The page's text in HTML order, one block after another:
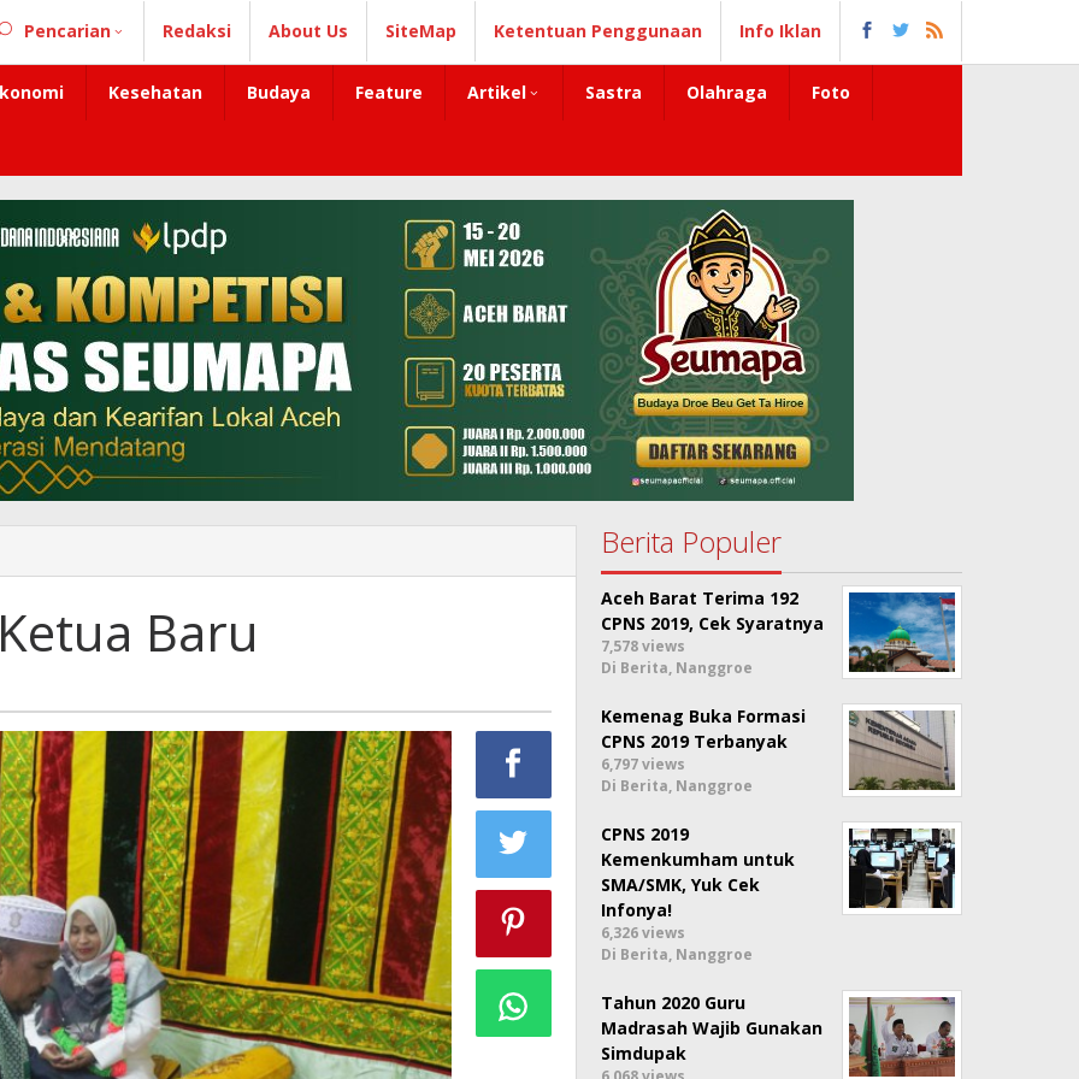
Pencarian Redaksi About Us SiteMap Ketentuan Penggunaan Info Iklan
Kesehatan Budaya Feature Artikel Sastra Olahraga Foto
Baru
Berita Populer
Aceh Barat Terima 192
CPNS 2019, Cek Syaratnya
7,578 views
Di Berita, Nanggroe
Kemenag Buka Formasi
CPNS 2019 Terbanyak
6,797 views
Di Berita, Nanggroe
CPNS 2019
Kemenkumham untuk
SMA/SMK, Yuk Cek
Infonya!
6,326 views
Di Berita, Nanggroe
Tahun 2020 Guru
Madrasah Wajib Gunakan
Simdupak